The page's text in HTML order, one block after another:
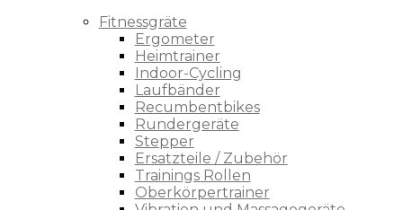
Fitnessgräte
Ergometer
Heimtrainer
Indoor-Cycling
Laufbänder
Recumbentbikes
Rundergeräte
Stepper
Ersatzteile / Zubehör
Trainings Rollen
Oberkörpertrainer